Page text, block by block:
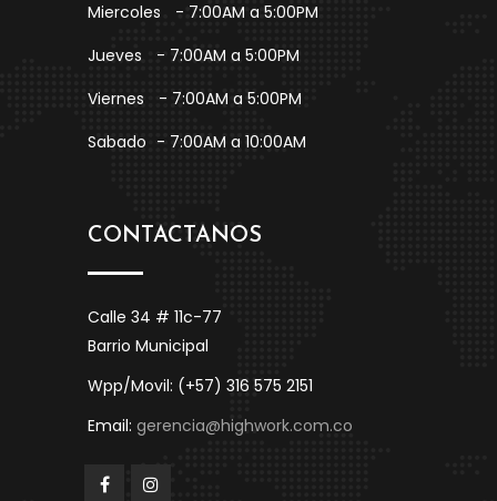
Miercoles
- 7:00AM a 5:00PM
Jueves
- 7:00AM a 5:00PM
Viernes
- 7:00AM a 5:00PM
Sabado - 7:00AM a 10:00AM
CONTACTANOS
Calle 34 # 11c-77
Barrio Municipal
Wpp/Movil: (+57) 316 575 2151
Email: gerencia@highwork.com.co